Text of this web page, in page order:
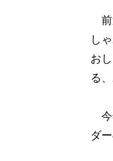
前
し
お
る
今
ダ